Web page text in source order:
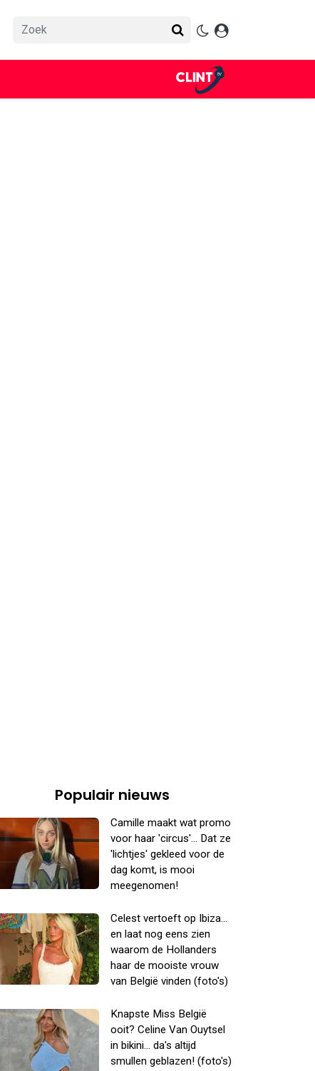
Populair nieuws
Camille maakt wat promo
voor haar 'circus'... Dat ze
'lichtjes' gekleed voor de
dag komt, is mooi
meegenomen!
Celest vertoeft op Ibiza...
en laat nog eens zien
waarom de Hollanders
haar de mooiste vrouw
van België vinden (foto's)
Knapste Miss België
ooit? Celine Van Ouytsel
in bikini... da's altijd
smullen geblazen! (foto's)